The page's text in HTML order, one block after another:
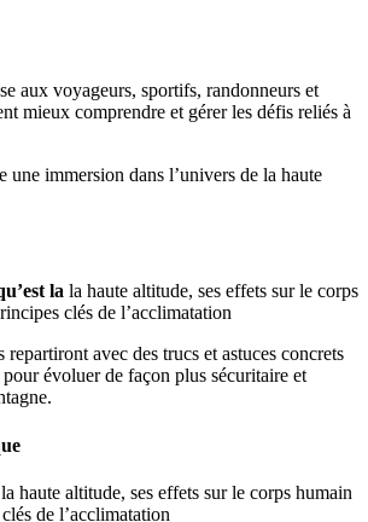
aux voyageurs, sportifs, randonneurs et
mieux comprendre et gérer les défis reliés à
une immersion dans l’univers de la haute
la la haute altitude, ses effets sur le corps
clés de l’acclimatation
repartiront avec des trucs et astuces concrets
évoluer de façon plus sécuritaire et
haute altitude, ses effets sur le corps humain
de l’acclimatation